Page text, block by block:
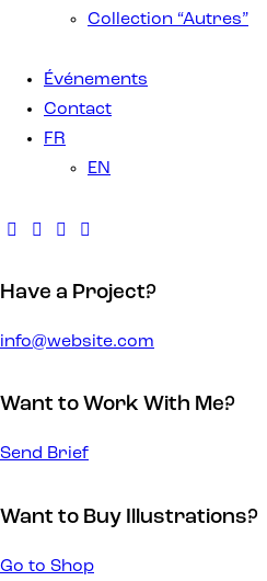
Collection “Autres”
Événements
Contact
FR
EN
Have a Project?
info@website.com
Want to Work With Me?
Send Brief
Want to Buy Illustrations?
Go to Shop